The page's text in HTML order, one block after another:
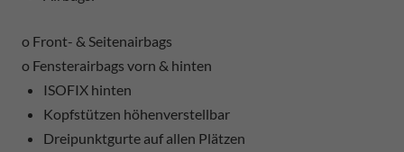
o Front- & Seitenairbags
o Fensterairbags vorn & hinten
ISOFIX hinten
Kopfstützen höhenverstellbar
Dreipunktgurte auf allen Plätzen